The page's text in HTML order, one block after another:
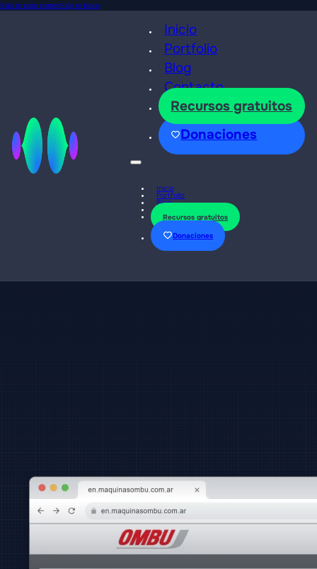
Skip to main contentSkip to footer
Inicio
Portfolio
Blog
Contacto
Recursos gratuitos
Donaciones
Inicio
Portfolio
Blog
Recursos gratuitos
Donaciones